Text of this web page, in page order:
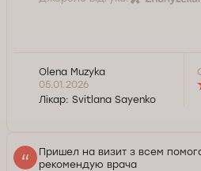
Olena Muzyka
05.01.2026
Лікар: Svitlana Sayenko
Пришел на визит з всем
рекомендую врача